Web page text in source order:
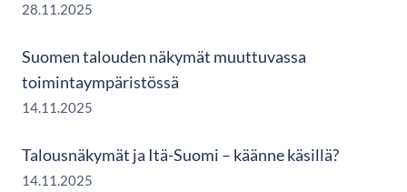
28.11.2025
Suomen talouden näkymät muuttuvassa
toimintaympäristössä
14.11.2025
Talousnäkymät ja Itä-Suomi – käänne käsillä?
14.11.2025